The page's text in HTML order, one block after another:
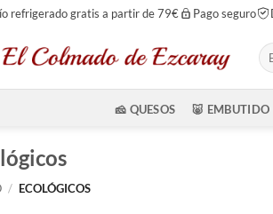
refrigerado gratis a partir de 79€ Pago seguro
🧀 QUESOS 🐷 EMBUTIDO
/ ECOLÓGICOS